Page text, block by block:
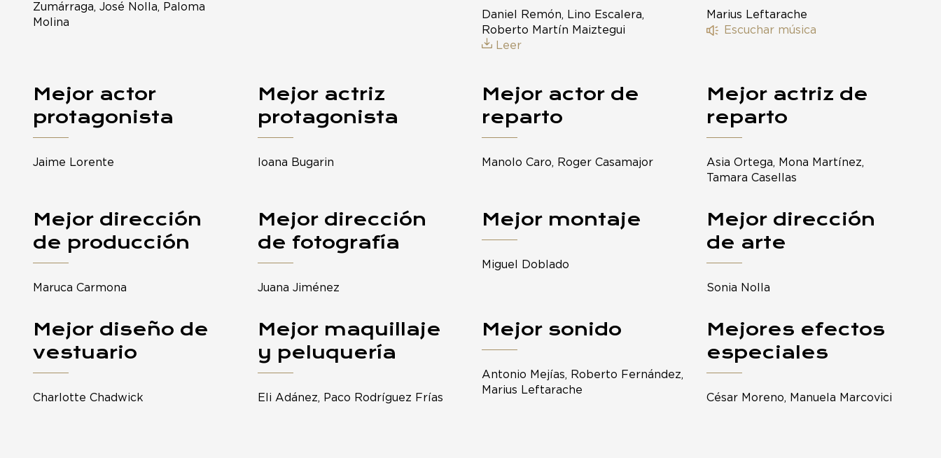
Zumárraga, José Nolla, Paloma
Molina
Daniel Remón, Lino Escalera,
Roberto Martín Maiztegui
Leer
Marius Leftarache
Escuchar música
Mejor actor
protagonista
Jaime Lorente
Mejor actriz
protagonista
Ioana Bugarin
Mejor actor de
reparto
Manolo Caro, Roger Casamajor
Mejor actriz de
reparto
Asia Ortega, Mona Martínez,
Tamara Casellas
Mejor dirección
de producción
Maruca Carmona
Mejor dirección
de fotografía
Juana Jiménez
Mejor montaje
Miguel Doblado
Mejor dirección
de arte
Sonia Nolla
Mejor diseño de
vestuario
Charlotte Chadwick
Mejor maquillaje
y peluquería
Eli Adánez, Paco Rodríguez Frías
Mejor sonido
Antonio Mejías, Roberto Fernández,
Marius Leftarache
Mejores efectos
especiales
César Moreno, Manuela Marcovici